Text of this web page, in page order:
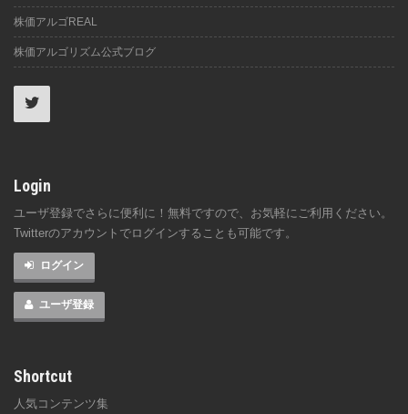
株価アルゴREAL
株価アルゴリズム公式ブログ
Login
ユーザ登録でさらに便利に！無料ですので、お気軽にご利用ください。
Twitterのアカウントでログインすることも可能です。
ログイン
ユーザ登録
Shortcut
人気コンテンツ集